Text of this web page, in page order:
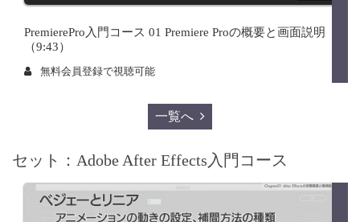
PremierePro入門コース 01 Premiere Proの概要と画面説明
（9:43）
無料会員登録で視聴可能
一覧へ
セット：Adobe After Effects入門コース